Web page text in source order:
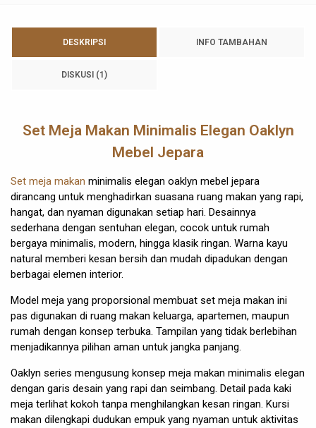
DESKRIPSI INFO TAMBAHAN
DISKUSI (1)
Set Meja Makan Minimalis Elegan Oaklyn
Mebel Jepara
Set meja makan minimalis elegan oaklyn mebel jepara
dirancang untuk menghadirkan suasana ruang makan yang rapi,
hangat, dan nyaman digunakan setiap hari. Desainnya
sederhana dengan sentuhan elegan, cocok untuk rumah
bergaya minimalis, modern, hingga klasik ringan. Warna kayu
natural memberi kesan bersih dan mudah dipadukan dengan
berbagai elemen interior.
Model meja yang proporsional membuat set meja makan ini
pas digunakan di ruang makan keluarga, apartemen, maupun
rumah dengan konsep terbuka. Tampilan yang tidak berlebihan
menjadikannya pilihan aman untuk jangka panjang.
Oaklyn series mengusung konsep meja makan minimalis elegan
dengan garis desain yang rapi dan seimbang. Detail pada kaki
meja terlihat kokoh tanpa menghilangkan kesan ringan. Kursi
makan dilengkapi dudukan empuk yang nyaman untuk aktivitas